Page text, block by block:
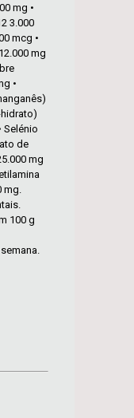
mg •
3.000
mcg •
mg
•
Selénio
de
mg
mg.
100 g